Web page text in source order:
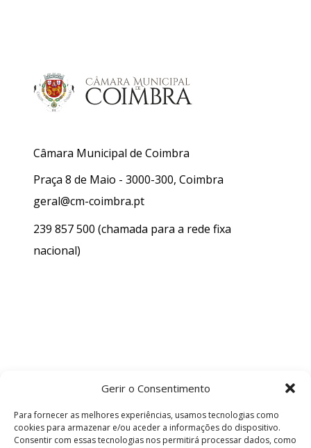
Gerir o Consentimento
Para fornecer as melhores experiências, usamos tecnologias como
cookies para armazenar e/ou aceder a informações do dispositivo.
Consentir com essas tecnologias nos permitirá processar dados, como
Câmara Municipal de Coimbra
Praça 8 de Maio - 3000-300, Coimbra
geral@cm-coimbra.pt
239 857 500 (chamada para a rede fixa
nacional)